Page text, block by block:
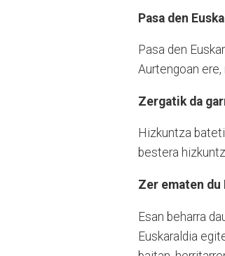
Pasa den
Pasa den
Aurtengoan ere,
Zergatik da
Hizkuntza
bestera
Zer ematen du
Esan beharra
Euskaraldia